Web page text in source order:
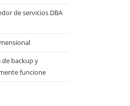
de servicios DBA
de backup y
funcione